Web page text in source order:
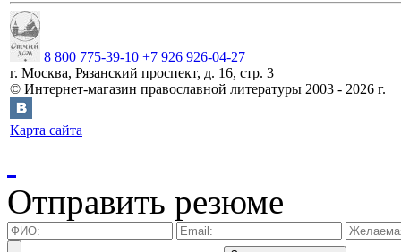
8 800 775-39-10 +7 926 926-04-27
г. Москва, Рязанский проспект, д. 16, стр. 3
© Интернет-магазин православной литературы 2003 - 2026 г.
Карта сайта
Отправить резюме